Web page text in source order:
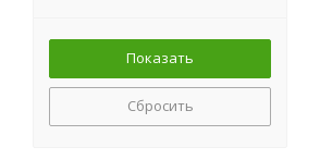
Сбросить